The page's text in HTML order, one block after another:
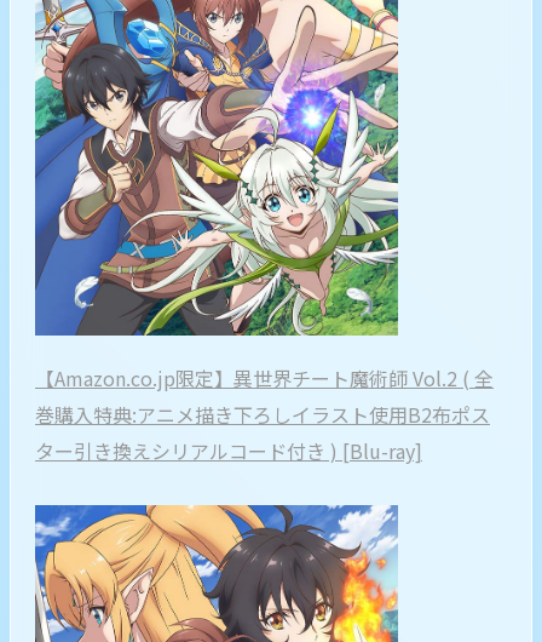
【Amazon.co.jp限定】異世界チート魔術師 Vol.2 ( 全
巻購入特典:アニメ描き下ろしイラスト使用B2布ポス
ター引き換えシリアルコード付き ) [Blu-ray]